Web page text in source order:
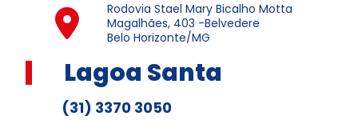
Rodovia Stael Mary Bicalho Motta
Magalhães, 403 -Belvedere
Belo Horizonte/MG
Lagoa Santa
(31) 3370 3050